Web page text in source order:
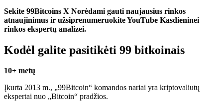
Sekite 99Bitcoins X Norėdami gauti naujausius rinkos
atnaujinimus ir užsiprenumeruokiteYouTube Kasdieninei
rinkos ekspertų analizei.
Kodėl galite pasitikėti 99 bitkoinais
10+ metų
Įkurta 2013 m., „99Bitcoin“ komandos nariai yra kriptovaliutų
ekspertai nuo „Bitcoin“ pradžios.